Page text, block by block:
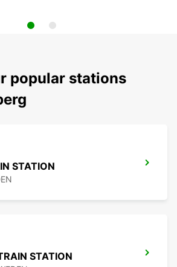
popular stations
STATION
STATION